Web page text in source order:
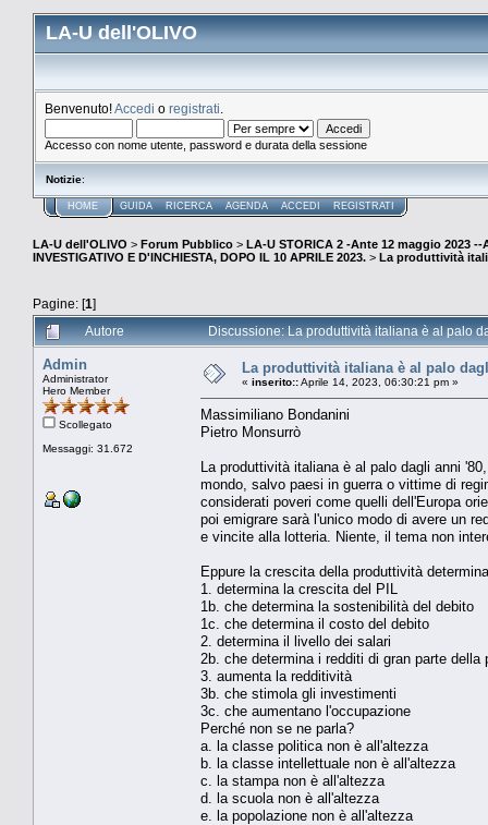
LA-U dell'OLIVO
Benvenuto!Accedi o registrati
Accesso con nome utente, password e durata della sessione
Notizie:
HOME GUIDA RICERCA AGENDA ACCEDI REGISTRATI
LA-U dell'OLIVO > Forum Pubblico > LA-U STORICA 2 -Ante 12 maggio 2023 --
INVESTIGATIVO E D'INCHIESTA, DOPO IL 10 APRILE 2023. > La produttività
Pagine: [1]
Autore
Discussione: La produttività italiana è al palo
Admin
Administrator
Hero Member
Scollegato
Messaggi: 31.672
La produttività italiana è al palo
« inserito::Aprile 14, 2023, 06:30:21 pm »
Massimiliano Bondanini
Pietro Monsurrò
La produttività italiana è al palo dagli anni
mondo, salvo paesi in guerra o vittime di
considerati poveri come quelli dell'Europa
poi emigrare sarà l'unico modo di avere un
e vincite alla lotteria. Niente, il tema non
Eppure la crescita della produttività
1. determina la crescita del PIL
1b. che determina la sostenibilità del debito
1c. che determina il costo del debito
2. determina il livello dei salari
2b. che determina i redditi di gran parte della
3. aumenta la redditività
3b. che stimola gli investimenti
3c. che aumentano l'occupazione
Perché non se ne parla?
a. la classe politica non è all'altezza
b. la classe intellettuale non è all'altezza
c. la stampa non è all'altezza
d. la scuola non è all'altezza
e. la popolazione non è all'altezza